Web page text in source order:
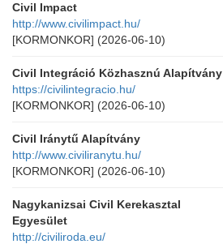
Civil Impact
http://www.civilimpact.hu/
[KORMONKOR] (2026-06-10)
Civil Integráció Közhasznú Alapítvány
https://civilintegracio.hu/
[KORMONKOR] (2026-06-10)
Civil Iránytű Alapítvány
http://www.civiliranytu.hu/
[KORMONKOR] (2026-06-10)
Nagykanizsai Civil Kerekasztal
Egyesület
http://civiliroda.eu/